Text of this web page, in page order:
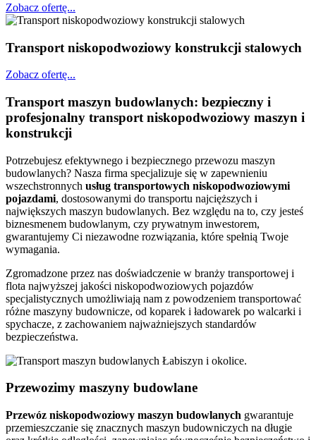
Zobacz ofertę...
Transport niskopodwoziowy konstrukcji stalowych
Zobacz ofertę...
Transport maszyn budowlanych: bezpieczny i
profesjonalny transport niskopodwoziowy maszyn i
konstrukcji
Potrzebujesz efektywnego i bezpiecznego przewozu maszyn
budowlanych? Nasza firma specjalizuje się w zapewnieniu
wszechstronnych usług transportowych niskopodwoziowymi
pojazdami, dostosowanymi do transportu najcięższych i
największych maszyn budowlanych. Bez względu na to, czy jesteś
biznesmenem budowlanym, czy prywatnym inwestorem,
gwarantujemy Ci niezawodne rozwiązania, które spełnią Twoje
wymagania.
Zgromadzone przez nas doświadczenie w branży transportowej i
flota najwyższej jakości niskopodwoziowych pojazdów
specjalistycznych umożliwiają nam z powodzeniem transportować
różne maszyny budownicze, od koparek i ładowarek po walcarki i
spychacze, z zachowaniem najważniejszych standardów
bezpieczeństwa.
Przewozimy maszyny budowlane
Przewóz niskopodwoziowy maszyn budowlanych gwarantuje
przemieszczanie się znacznych maszyn budowniczych na długie